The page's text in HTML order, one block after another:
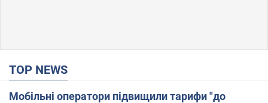
TOP NEWS
Мобільні оператори підвищили тарифи "до